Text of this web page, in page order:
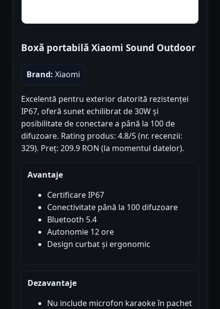
Boxă portabilă Xiaomi Sound Outdoor
Brand: Xiaomi
Excelentă pentru exterior datorită rezistenței
IP67, oferă sunet echilibrat de 30W și
posibilitate de conectare a până la 100 de
difuzoare. Rating produs: 4.8/5 (nr. recenzii:
329). Preț: 209.9 RON (la momentul datelor).
Avantaje
Certificare IP67
Conectivitate până la 100 difuzoare
Bluetooth 5.4
Autonomie 12 ore
Design curbat și ergonomic
Dezavantaje
Nu include microfon karaoke în pachet